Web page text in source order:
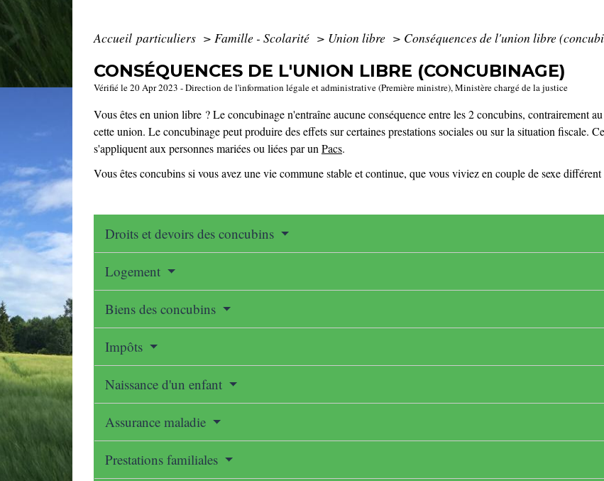
Accueil particuliers > Famille - Scolarité > Union libre > Conséquences de l'union libre
CONSÉQUENCES DE L'UNION LIBRE (CONCUBINAGE)
Vérifié le 20 Apr 2023 - Direction de l'information légale et administrative (Première ministre), Ministère chargé de la justice
Vous êtes en union libre ? Le concubinage n'entraîne aucune conséquence entre les 2 concubins, contrairement
cette union. Le concubinage peut produire des effets sur certaines prestations sociales ou sur la situation fiscale.
s'appliquent aux personnes mariées ou liées par un Pacs.
Vous êtes concubins si vous avez une vie commune stable et continue, que vous viviez en couple de sexe différent
Droits et devoirs des concubins
Logement
Biens des concubins
Impôts
Naissance d'un enfant
Assurance maladie
Prestations familiales